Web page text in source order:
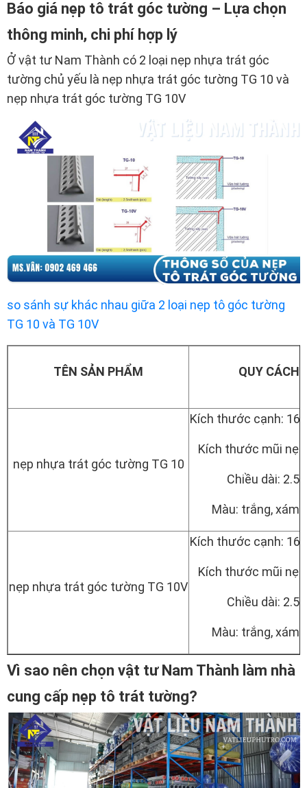
Báo giá nẹp tô trát góc tường – Lựa chọn
thông minh, chi phí hợp lý
Ở vật tư Nam Thành có 2 loại nẹp nhựa trát góc
tường chủ yếu là nẹp nhựa trát góc tường TG 10 và
nẹp nhựa trát góc tường TG 10V
so sánh sự khác nhau giữa 2 loại nẹp tô góc tường
TG 10 và TG 10V
TÊN SẢN PHẨM QUY CÁCH
nẹp nhựa trát góc tường TG 10
Kích thước cạnh: 16
Kích thước mũi
Chiều dài:
Màu: trắng, xám,
nẹp nhựa trát góc tường TG 10V
Kích thước cạnh: 16
Kích thước mũi
Chiều dài:
Màu: trắng, xám,
Vì sao nên chọn vật tư Nam Thành làm nhà
cung cấp nẹp tô trát tường?